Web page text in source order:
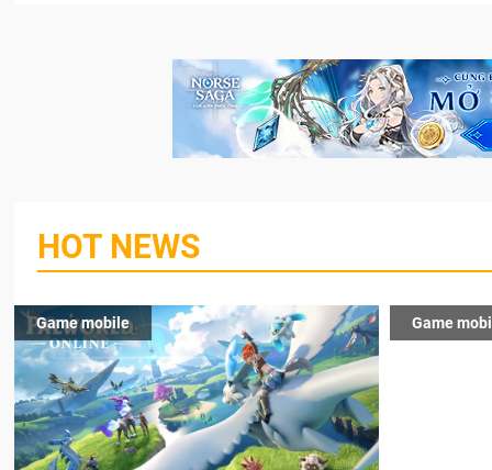
HOT NEWS
Game mobile Game